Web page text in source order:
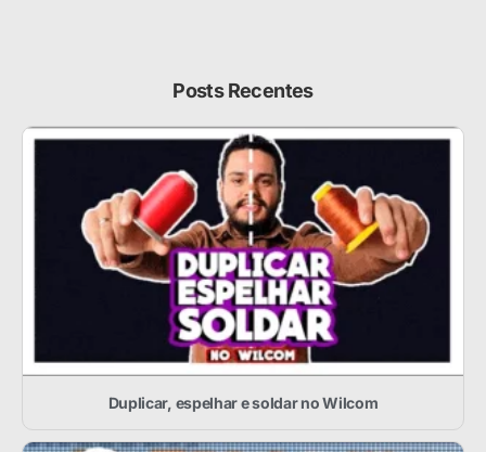
Posts Recentes
Duplicar, espelhar e soldar no Wilcom